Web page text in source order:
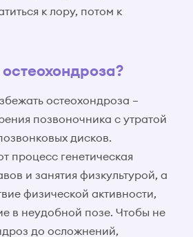
к лору, потом к
остеохондроза –
позвоночника с утратой
дисков.
процесс генетическая
и занятия физкультурой, а
физической активности,
в неудобной позе. Чтобы не
до осложнений,